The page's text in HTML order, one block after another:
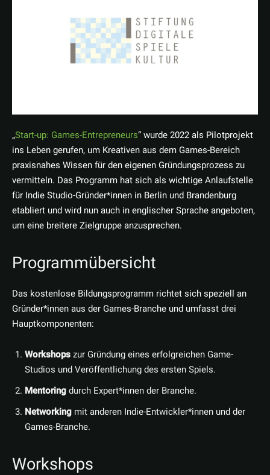
„Start-up: Games-Entrepreneurs“ wurde 2022 als Pilotprojekt
ins Leben gerufen, um Kreativen aus dem Games-Bereich
praxisnahes Wissen für den eigenen Gründungsprozess zu
vermitteln. Das Programm hat sich als wichtige Anlaufstelle
für Indie Studio-Gründer*innen in Berlin und Brandenburg
etabliert und wird nun auch in englischer Sprache angeboten,
um eine breitere Zielgruppe anzusprechen.
Programmübersicht
Das kostenlose Bildungsprogramm richtet sich speziell an
Gründer*innen aus der Games-Branche und umfasst drei
Hauptkomponenten:
Workshopszur Gründung eines erfolgreichen Game-
Studios und Veröffentlichung des ersten Spiels.
Mentoringdurch Expert*innen der Branche.
Networking mit anderen Indie-Entwickler*innen und der
Games-Branche.
Workshops